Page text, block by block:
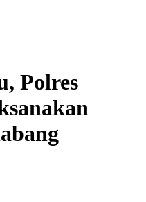
Polres